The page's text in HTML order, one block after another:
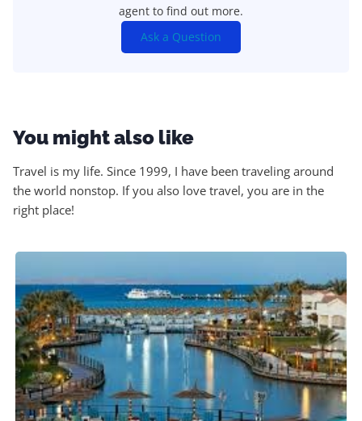
agent to find out more.
Ask a Question
You might also like
Travel is my life. Since 1999, I have been traveling around
the world nonstop. If you also love travel, you are in the
right place!